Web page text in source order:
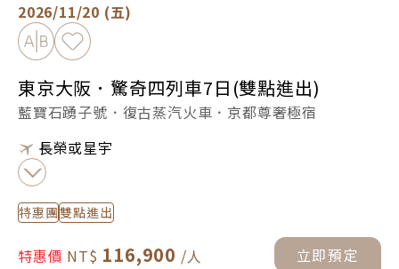
2026/11/20 (五)
加入比較加入最愛
東京大阪．驚奇四列車7日(雙點進出)
藍寶石踴子號．復古蒸汽火車．京都尊奢極宿
長榮或星宇
特惠團雙點進出
特惠價 116,900 立即預定